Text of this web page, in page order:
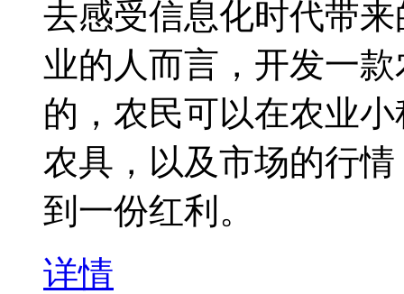
去感受信息化时代带
业的人而言，开发一
的，农民可以在农业
农具，以及市场的行
到一份红利。
详情